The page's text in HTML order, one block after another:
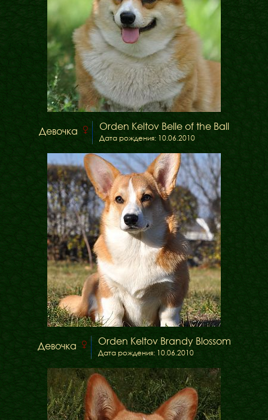
Девочка Orden Keltov Belle of the Ball
Дата рождения: 10.06.2010
Девочка Orden Keltov Brandy Blossom
Дата рождения: 10.06.2010